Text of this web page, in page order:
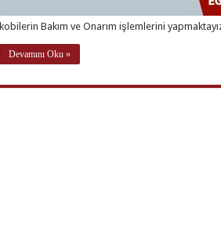
kobilerin Bakım ve Onarım işlemlerini
Devamını Oku »